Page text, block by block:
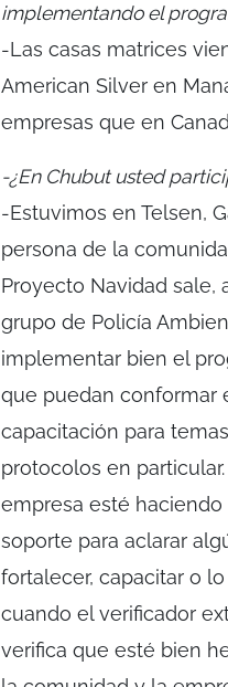
implementando el
-Las casas matrices
American Silver en
empresas que en
-¿En Chubut usted
-Estuvimos en Telsen,
persona de la
Proyecto Navidad sale,
grupo de Policía
implementar bien el
que puedan conformar
capacitación para
protocolos en
empresa esté
soporte para aclarar
fortalecer, capacitar o
cuando el verificador
verifica que esté bien